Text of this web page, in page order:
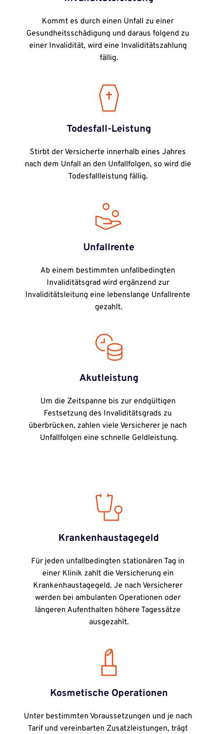
Kommt es durch einen Unfall zu einer
Gesundheitsschädigung und daraus folgend zu
einer Invalidität, wird eine Invaliditätszahlung
fällig.
Todesfall-Leistung
Stirbt der Versicherte innerhalb eines Jahres
nach dem Unfall an den Unfallfolgen, so wird die
Todesfallleistung fällig.
Unfallrente
Ab einem bestimmten unfallbedingten
Invaliditätsgrad wird ergänzend zur
Invaliditätsleitung eine lebenslange Unfallrente
gezahlt.
Akutleistung
Um die Zeitspanne bis zur endgültigen
Festsetzung des Invaliditätsgrads zu
überbrücken, zahlen viele Versicherer je nach
Unfallfolgen eine schnelle Geldleistung.
Krankenhaustagegeld
Für jeden unfallbedingten stationären Tag in
einer Klinik zahlt die Versicherung ein
Krankenhaustagegeld. Je nach Versicherer
werden bei ambulanten Operationen oder
längeren Aufenthalten höhere Tagessätze
ausgezahlt.
Kosmetische Operationen
Unter bestimmten Voraussetzungen und je nach
Tarif und vereinbarten Zusatzleistungen, trägt